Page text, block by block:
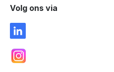
Volg ons via